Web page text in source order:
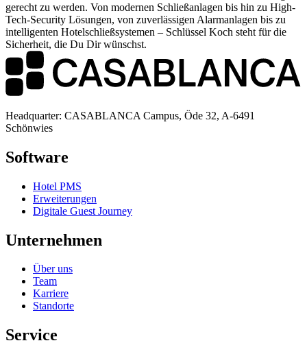
gerecht zu werden. Von modernen Schließanlagen bis hin zu High-
Tech-Security Lösungen, von zuverlässigen Alarmanlagen bis zu
intelligenten Hotelschließsystemen – Schlüssel Koch steht für die
Sicherheit, die Du Dir wünschst.
Headquarter: CASABLANCA Campus, Öde 32, A-6491
Schönwies
Software
Hotel PMS
Erweiterungen
Digitale Guest Journey
Unternehmen
Über uns
Team
Karriere
Standorte
Service